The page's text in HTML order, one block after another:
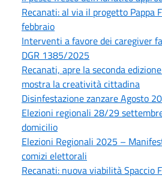
Recanati: al via il progetto Pappa
febbraio
Interventi a favore dei caregiver
DGR 1385/2025
Recanati, apre la seconda edizione
mostra la creatività cittadina
Disinfestazione zanzare Agosto
Elezioni regionali 28/29
domicilio
Elezioni Regionali 2025 –
comizi elettorali
Recanati: nuova viabilità Spaccio